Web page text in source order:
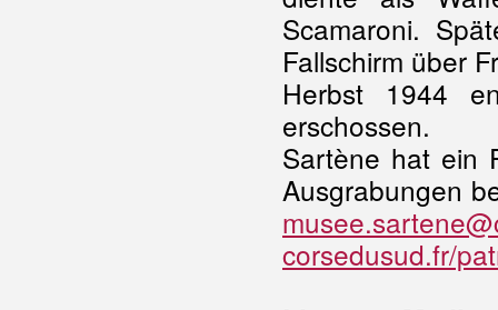
Scamaroni.
Fallschirm über
Herbst 1944
erschossen.
Sartène hat ein
Ausgrabungen
corsedusud.fr/